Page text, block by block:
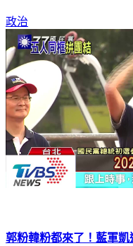
政治
郭粉韓粉都來了！藍軍凱